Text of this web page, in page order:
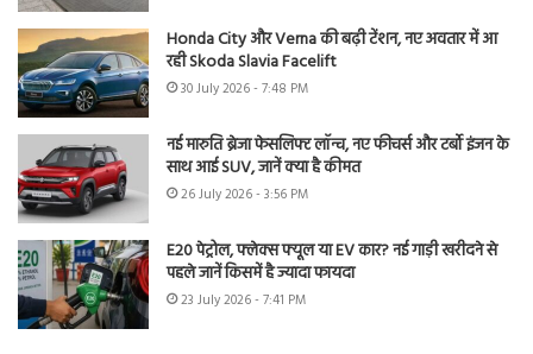
Honda City और Verna की बढ़ी टेंशन, नए अवतार में आ
रही Skoda Slavia Facelift
30 July 2026 - 7:48 PM
नई मारुति ब्रेजा फेसलिफ्ट लॉन्च, नए फीचर्स और टर्बो इंजन के
साथ आई SUV, जानें क्या है कीमत
26 July 2026 - 3:56 PM
E20 पेट्रोल, फ्लेक्स फ्यूल या EV कार? नई गाड़ी खरीदने से
पहले जानें किसमें है ज्यादा फायदा
23 July 2026 - 7:41 PM